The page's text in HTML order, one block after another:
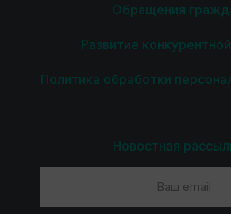
Обращения
Развитие
Политика обработки
Новостная